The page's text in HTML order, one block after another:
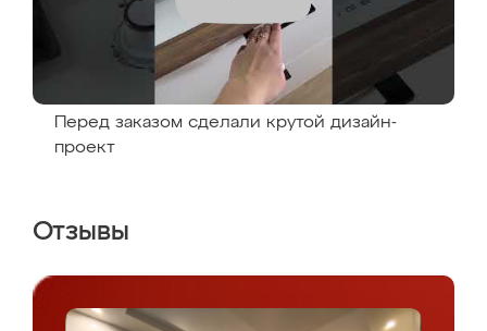
Перед заказом сделали крутой дизайн-
проект
Отзывы